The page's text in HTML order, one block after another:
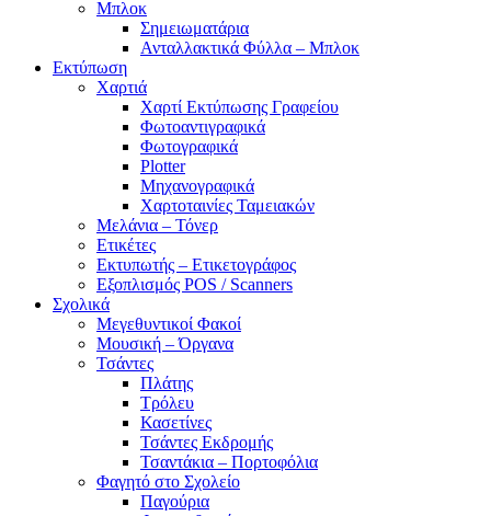
Μπλοκ
Σημειωματάρια
Ανταλλακτικά Φύλλα – Μπλοκ
Εκτύπωση
Χαρτιά
Χαρτί Εκτύπωσης Γραφείου
Φωτοαντιγραφικά
Φωτογραφικά
Plotter
Μηχανογραφικά
Χαρτοταινίες Ταμειακών
Μελάνια – Τόνερ
Ετικέτες
Εκτυπωτής – Ετικετογράφος
Εξοπλισμός POS / Scanners
Σχολικά
Μεγεθυντικοί Φακοί
Μουσική – Όργανα
Τσάντες
Πλάτης
Τρόλευ
Κασετίνες
Τσάντες Εκδρομής
Τσαντάκια – Πορτοφόλια
Φαγητό στο Σχολείο
Παγούρια